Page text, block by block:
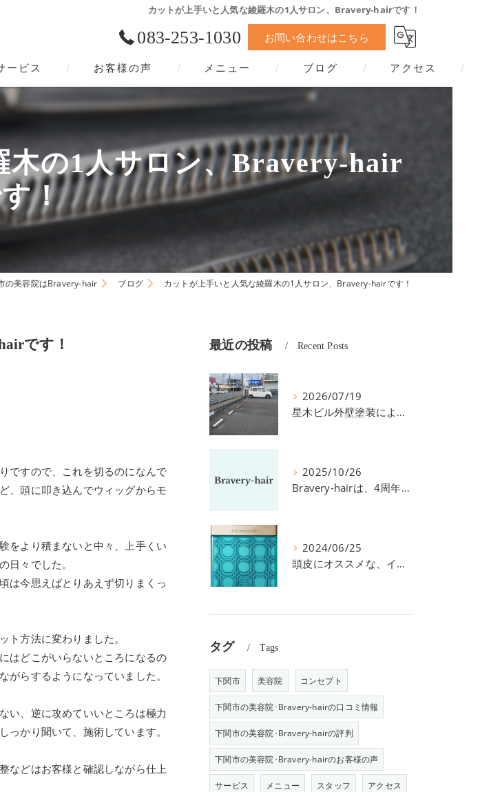
カットが上手いと人気な綾羅木の1人サロン、Bravery-hairです！
083-253-1030 お問い合わせはこちら
の口コミ情報
評判
お客様の声
ービス お客様の声 メニュー ブログ アクセス
木の1人サロン、Bravery-hair
！
の美容院はBravery-hair ブログ カットが上手いと人気な綾羅木の1人サロン、Bravery-hairです！
です！
ですので、これを切るのになんで
、頭に叩き込んでウィッグからモ
をより積まないと中々、上手くい
日々でした。
は今思えばとりあえず切りまくっ
方法に変わりました。
はどこがいらないところになるの
らするようになっていました。
い、逆に攻めていいところは極力
かり聞いて、施術しています。
などはお客様と確認しながら仕上
最近の投稿 Recent Posts
2026/07/19
星木ビル外壁塗装による、駐車場の件につきまして。
2025/10/26
Bravery-hairは、4周年を迎えました！
2024/06/25
頭皮にオススメな、イイスタンダードのスカルプ系シャンプー＆トリートメントです！
タグ Tags
下関市 美容院 コンセプト
下関市の美容院･Bravery-hairの口コミ情報
下関市の美容院･Bravery-hairの評判
下関市の美容院･Bravery-hairのお客様の声
サービス メニュー スタッフ アクセス